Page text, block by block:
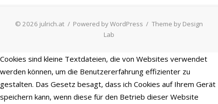
© 2026 julrich.at / Powered by WordPress / Theme by Design
Lab
Cookies sind kleine Textdateien, die von Websites verwendet
werden können, um die Benutzererfahrung effizienter zu
gestalten. Das Gesetz besagt, dass ich Cookies auf Ihrem Gerät
speichern kann, wenn diese für den Betrieb dieser Website